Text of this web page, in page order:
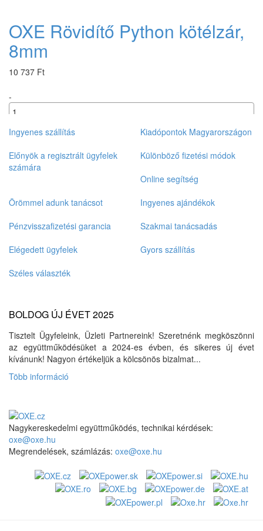
OXE Rövidítő Python kötélzár,
8mm
10 737 Ft
-
+
Ingyenes szállítás
Kiadópontok Magyarországon
Előnyök a regisztrált ügyfelek
számára
Különböző fizetési módok
Online segítség
Örömmel adunk tanácsot
Ingyenes ajándékok
Pénzvisszafizetési garancia
Szakmai tanácsadás
Elégedett ügyfelek
Gyors szállítás
Széles választék
BOLDOG ÚJ ÉVET 2025
Tisztelt Ügyfeleink, Üzleti Partnereink! Szeretnénk megköszönni
az együttműködésüket a 2024-es évben, és sikeres új évet
kívánunk! Nagyon értékeljük a kölcsönös bizalmat...
Több információ
Nagykereskedelmi együttműködés, technikai kérdések:
oxe@oxe.hu
Megrendelések, számlázás: oxe@oxe.hu